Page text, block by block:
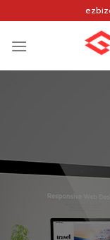
to
content